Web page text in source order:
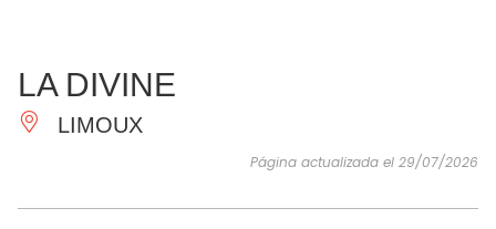
IMPRESCINDIBLES
LA DIVINE
LIMOUX
Página actualizada el 29/07/2026